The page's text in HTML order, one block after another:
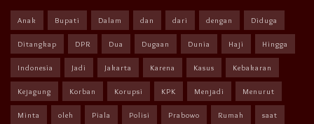
Anak Bupati Dalam dan dari dengan Diduga
Ditangkap DPR Dua Dugaan Dunia Haji Hingga
Indonesia Jadi Jakarta Karena Kasus Kebakaran
Kejagung Korban Korupsi KPK Menjadi Menurut
Minta oleh Piala Polisi Prabowo Rumah saat